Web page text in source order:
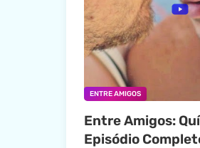
ENTRE AMIGOS
Entre Amigos:
Episódio